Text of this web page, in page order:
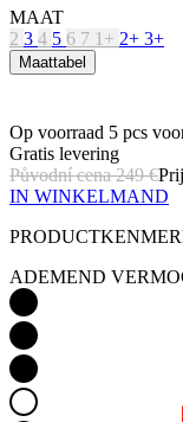
MAAT
2 3 4 5 6 7 1+ 2+ 3+
Maattabel
Op voorraad 5 pcs
Gratis levering
Původní cena249 €
IN WINKELMAND
ADEMEND